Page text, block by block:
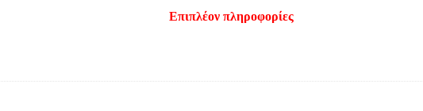
Επιπλέον πληροφορίες